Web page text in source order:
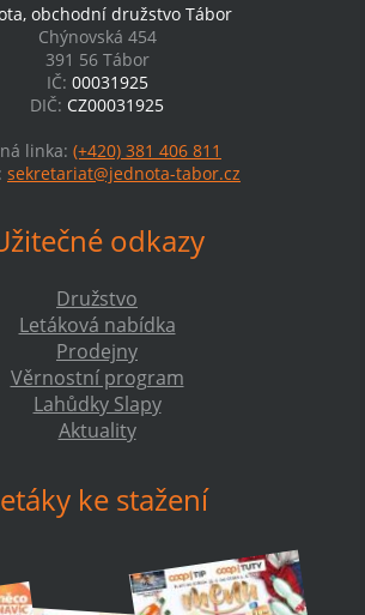
obchodní družstvo Tábor
Chýnovská 454
391 56 Tábor
IČ: 00031925
DIČ: CZ00031925
linka: (+420) 381 406 811
sekretariat@jednota-tabor.cz
odkazy
Družstvo
Letáková nabídka
Prodejny
Věrnostní program
Lahůdky Slapy
Aktuality
ke stažení